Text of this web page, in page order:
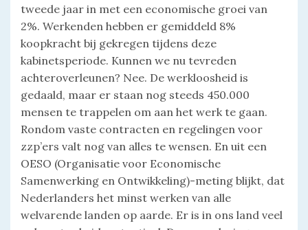
tweede jaar in met een economische groei van
2%. Werkenden hebben er gemiddeld 8%
koopkracht bij gekregen tijdens deze
kabinetsperiode. Kunnen we nu tevreden
achteroverleunen? Nee. De werkloosheid is
gedaald, maar er staan nog steeds 450.000
mensen te trappelen om aan het werk te gaan.
Rondom vaste contracten en regelingen voor
zzp’ers valt nog van alles te wensen. En uit een
OESO (Organisatie voor Economische
Samenwerking en Ontwikkeling)-meting blijkt, dat
Nederlanders het minst werken van alle
welvarende landen op aarde. Er is in ons land veel